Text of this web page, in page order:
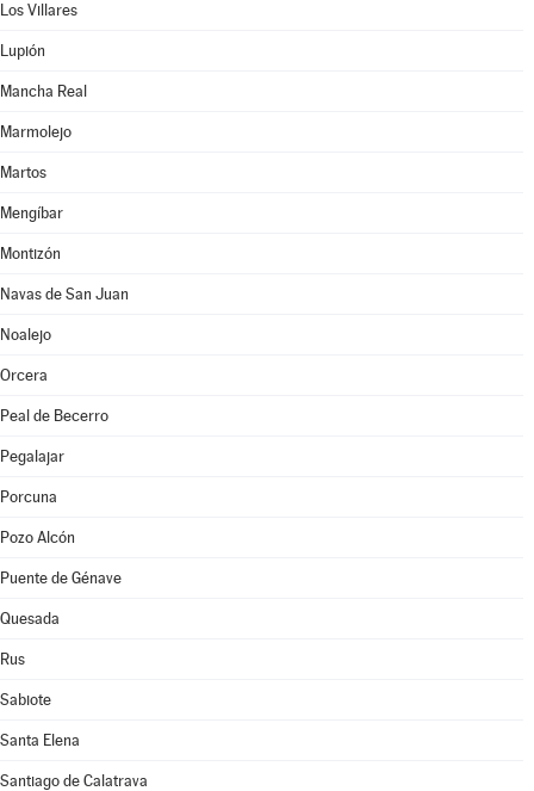
Los Villares
Lupión
Mancha Real
Marmolejo
Martos
Mengíbar
Montizón
Navas de San Juan
Noalejo
Orcera
Peal de Becerro
Pegalajar
Porcuna
Pozo Alcón
Puente de Génave
Quesada
Rus
Sabiote
Santa Elena
Santiago de Calatrava